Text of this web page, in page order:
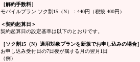
［解約手数料］
モバイルプラン ソク割15（N）：440円（税抜 400円）
＜契約起算日＞
契約起算日の設定基準は以下のとおりです。
［ソク割15（N）適用対象プランを新規でお申し込みの場合］
お申し込み受付日の7日後が属する月の翌月1日
（例）